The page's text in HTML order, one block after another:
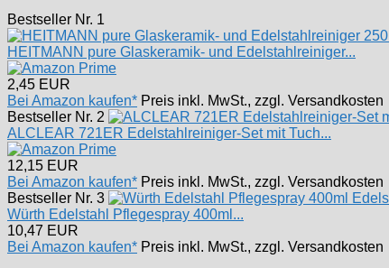
Bestseller Nr. 1
HEITMANN pure Glaskeramik- und Edelstahlreiniger...
2,45 EUR
Bei Amazon kaufen* Preis inkl. MwSt., zzgl. Versandkosten
Bestseller Nr. 2
ALCLEAR 721ER Edelstahlreiniger-Set mit Tuch...
12,15 EUR
Bei Amazon kaufen* Preis inkl. MwSt., zzgl. Versandkosten
Bestseller Nr. 3
Würth Edelstahl Pflegespray 400ml...
10,47 EUR
Bei Amazon kaufen* Preis inkl. MwSt., zzgl. Versandkosten